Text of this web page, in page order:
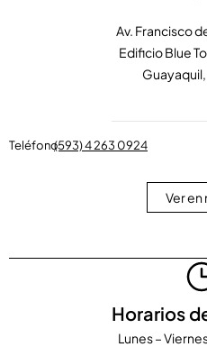
Av. Francisco
Edificio Blue
Teléfono(593) 4 263 0924
Ver en
Horarios
Lunes –